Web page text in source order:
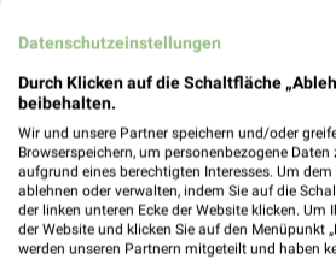
Datenschutzeinstellungen
Durch Klicken auf die Schaltfläche
beibehalten.
Wir und unsere Partner speichern und/oder
Browserspeichern, um personenbezogene
aufgrund eines berechtigten Interesses. Um
ablehnen oder verwalten, indem Sie auf die
der linken unteren Ecke der Website klicken.
der Website und klicken Sie auf den Menüpunkt
werden unseren Partnern mitgeteilt und haben